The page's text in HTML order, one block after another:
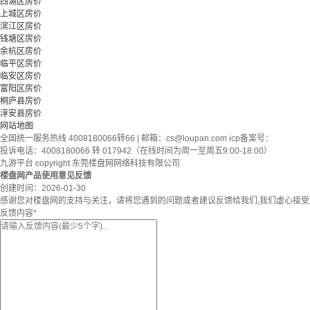
上城区房价
滨江区房价
钱塘区房价
余杭区房价
临平区房价
临安区房价
富阳区房价
桐庐县房价
淳安县房价
网站地图
全国统一服务热线 4008180066转66 | 邮箱： cs@loupan.com icp备案号：
投诉电话：4008180066 转 017942（在线时间为周一至周五9:00-18:00）
九游平台 copyright 东莞楼盘网网络科技有限公司
楼盘网产品使用意见反馈
创建时间： 2026-01-30
感谢您对楼盘网的支持与关注，请将您遇到的问题或者建议反馈给我们,我们虚心接受
反馈内容*